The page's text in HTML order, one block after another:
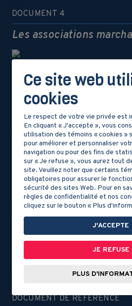
DOCUMENT 4
Les associations
DOCUMENT 4
Les Croisades
DOCUMENT 5
Le grand commerce
Les ponts à péage
DOCUMENT DE RÉFÉRENCE
Ce site web
cookies
Le respect de votre vie privée est
En cliquant « J'accepte », vous
utilisation des témoins « cookies »
pour améliorer et personnaliser
navigation ou pour des fins de
sur « Je refuse », vous aurez tout
site. Veuillez noter que certains
obligatoires pour assurer le
sécurité des sites Web. Pour en
règles de confidentialité et nos
cliquez sur le bouton « Plus
J'ACCEPTE
JE REFUSE
PLUS